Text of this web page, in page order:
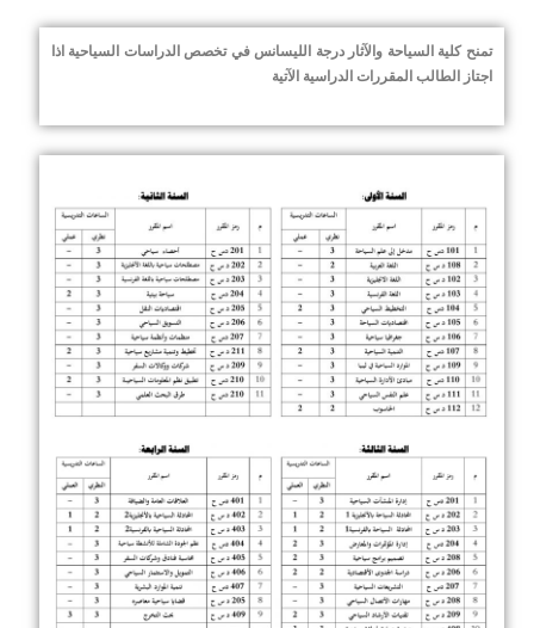
تمنح كلية السياحة والآثار درجة الليسانس في تخصص الدراسات السياحية اذا
اجتاز الطالب المقررات الدراسية الآتية